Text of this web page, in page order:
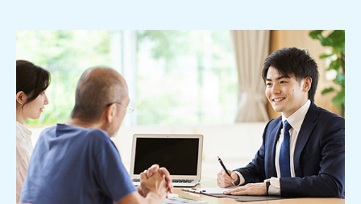
ウェブから1分
かんたん査定見積
フリーダイヤル
0120-1212-25